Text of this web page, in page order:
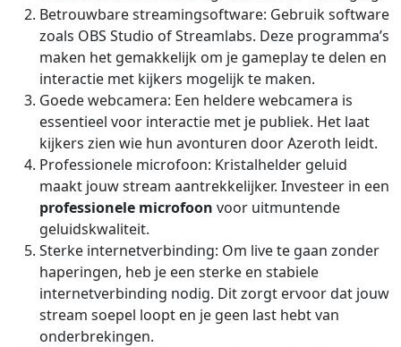
Betrouwbare streamingsoftware: Gebruik software
zoals OBS Studio of Streamlabs. Deze programma’s
maken het gemakkelijk om je gameplay te delen en
interactie met kijkers mogelijk te maken.
Goede webcamera: Een heldere webcamera is
essentieel voor interactie met je publiek. Het laat
kijkers zien wie hun avonturen door Azeroth leidt.
Professionele microfoon: Kristalhelder geluid
maakt jouw stream aantrekkelijker. Investeer in een
professionele microfoon voor uitmuntende
geluidskwaliteit.
Sterke internetverbinding: Om live te gaan zonder
haperingen, heb je een sterke en stabiele
internetverbinding nodig. Dit zorgt ervoor dat jouw
stream soepel loopt en je geen last hebt van
onderbrekingen.